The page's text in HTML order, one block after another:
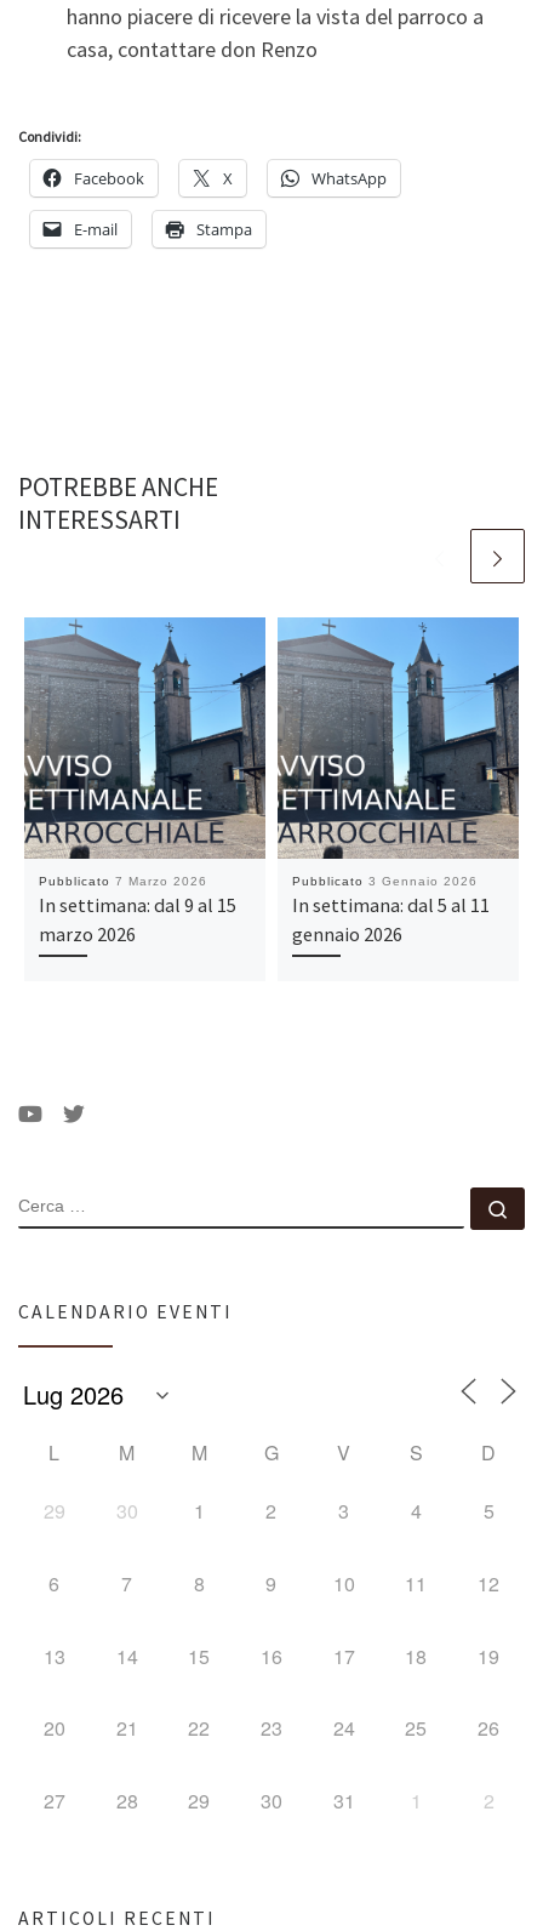
hanno piacere di ricevere la vista del parroco a
casa, contattare don Renzo
Condividi:
Facebook X WhatsApp
E-mail Stampa
POTREBBE ANCHE
INTERESSARTI
Pubblicato 7 Marzo 2026
In settimana: dal 9 al 15
marzo 2026
Pubblicato 3 Gennaio 2026
In settimana: dal 5 al 11
gennaio 2026
CERCA
CALENDARIO EVENTI
L M M G V S D
29 30 1 2 3 4 5
6 7 8 9 10 11 12
13 14 15 16 17 18 19
20 21 22 23 24 25 26
27 28 29 30 31 1 2
ARTICOLI RECENTI